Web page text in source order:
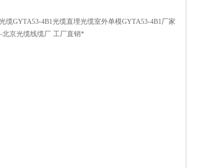
缆GYTA53-4B1光缆直埋光缆室外单模GYTA53-4B1厂家
京光缆线缆厂 工厂直销*